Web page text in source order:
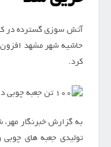
آتش سوزی گسترده در
کرد.
به گزارش خبرنگار
تولیدی جعبه های چوبی